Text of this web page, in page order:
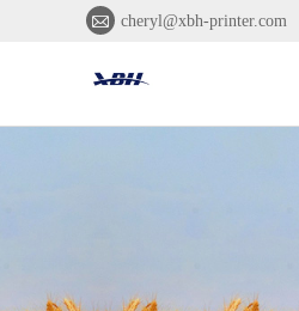
 cheryl@xbh-printer.com